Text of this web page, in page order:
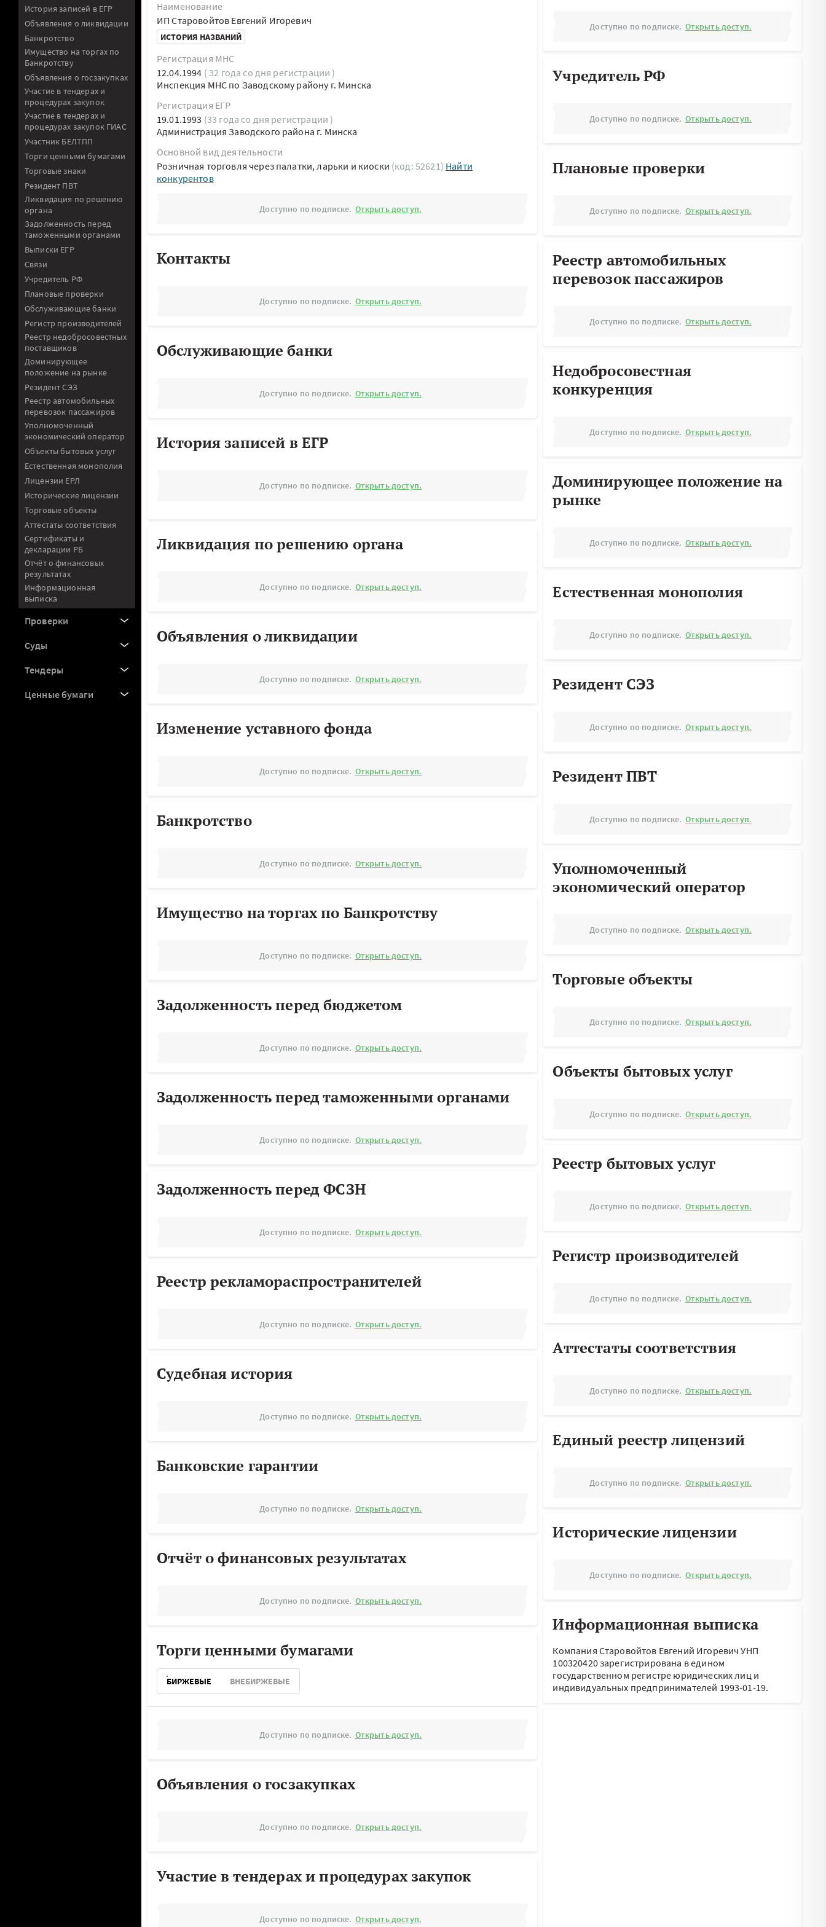
История записей в ЕГР
Объявления о ликвидации
Банкротство
Имущество на торгах по
Банкротству
Объявления о госзакупках
Участие в тендерах и
процедурах закупок
Участие в тендерах и
процедурах закупок ГИАС
Участник БЕЛТПП
Торги ценными бумагами
Торговые знаки
Резидент ПВТ
Ликвидация по решению
органа
Задолженность перед
таможенными органами
Выписки ЕГР
Связи
Учредитель РФ
Плановые проверки
Обслуживающие банки
Регистр производителей
Реестр недобросовестных
поставщиков
Доминирующее
положение на рынке
Резидент СЭЗ
Реестр автомобильных
перевозок пассажиров
Уполномоченный
экономический оператор
Объекты бытовых услуг
Естественная монополия
Лицензии ЕРЛ
Исторические лицензии
Торговые объекты
Аттестаты соответствия
Сертификаты и
декларации РБ
Отчёт о финансовых
результатах
Информационная
выписка
Проверки
Суды
Тендеры
Ценные бумаги
Наименование
ИП Старовойтов Евгений Игоревич
ИСТОРИЯ НАЗВАНИЙ
Регистрация МНС
12.04.1994 ( 32 года со дня регистрации )
Инспекция МНС по Заводскому району г. Минска
Регистрация ЕГР
19.01.1993 (33 года со дня регистрации )
Администрация Заводского района г. Минска
Основной вид деятельности
Розничная торговля через палатки, ларьки и киоски (код: 52621) Найти
конкурентов
Доступно по подписке. Открыть доступ.
Контакты
Доступно по подписке. Открыть доступ.
Обслуживающие банки
Доступно по подписке. Открыть доступ.
История записей в ЕГР
Доступно по подписке. Открыть доступ.
Ликвидация по решению органа
Доступно по подписке. Открыть доступ.
Объявления о ликвидации
Доступно по подписке. Открыть доступ.
Изменение уставного фонда
Доступно по подписке. Открыть доступ.
Банкротство
Доступно по подписке. Открыть доступ.
Имущество на торгах по Банкротству
Доступно по подписке. Открыть доступ.
Задолженность перед бюджетом
Доступно по подписке. Открыть доступ.
Задолженность перед таможенными органами
Доступно по подписке. Открыть доступ.
Задолженность перед ФСЗН
Доступно по подписке. Открыть доступ.
Реестр рекламораспространителей
Доступно по подписке. Открыть доступ.
Судебная история
Доступно по подписке. Открыть доступ.
Банковские гарантии
Доступно по подписке. Открыть доступ.
Отчёт о финансовых результатах
Доступно по подписке. Открыть доступ.
Торги ценными бумагами
БИРЖЕВЫЕ ВНЕБИРЖЕВЫЕ
Доступно по подписке. Открыть доступ.
Объявления о госзакупках
Доступно по подписке. Открыть доступ.
Участие в тендерах и процедурах закупок
Доступно по подписке. Открыть доступ.
Доступно по подписке. Открыть доступ.
Учредитель РФ
Доступно по подписке. Открыть доступ.
Плановые проверки
Доступно по подписке. Открыть доступ.
Реестр автомобильных
перевозок пассажиров
Доступно по подписке. Открыть доступ.
Недобросовестная
конкуренция
Доступно по подписке. Открыть доступ.
Доминирующее положение на
рынке
Доступно по подписке. Открыть доступ.
Естественная монополия
Доступно по подписке. Открыть доступ.
Резидент СЭЗ
Доступно по подписке. Открыть доступ.
Резидент ПВТ
Доступно по подписке. Открыть доступ.
Уполномоченный
экономический оператор
Доступно по подписке. Открыть доступ.
Торговые объекты
Доступно по подписке. Открыть доступ.
Объекты бытовых услуг
Доступно по подписке. Открыть доступ.
Реестр бытовых услуг
Доступно по подписке. Открыть доступ.
Регистр производителей
Доступно по подписке. Открыть доступ.
Аттестаты соответствия
Доступно по подписке. Открыть доступ.
Единый реестр лицензий
Доступно по подписке. Открыть доступ.
Исторические лицензии
Доступно по подписке. Открыть доступ.
Информационная выписка
Компания Старовойтов Евгений Игоревич УНП
100320420 зарегистрирована в едином
государственном регистре юридических лиц и
индивидуальных предпринимателей 1993-01-19.